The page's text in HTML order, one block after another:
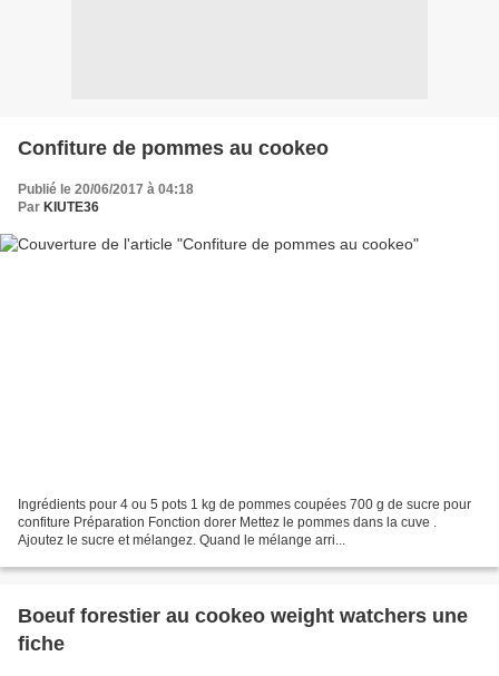
Confiture de pommes au cookeo
Publié le 20/06/2017 à 04:18
Par KIUTE36
Ingrédients pour 4 ou 5 pots 1 kg de pommes coupées 700 g de sucre pour
confiture Préparation Fonction dorer Mettez le pommes dans la cuve .
Ajoutez le sucre et mélangez. Quand le mélange arri...
Boeuf forestier au cookeo weight watchers une
fiche